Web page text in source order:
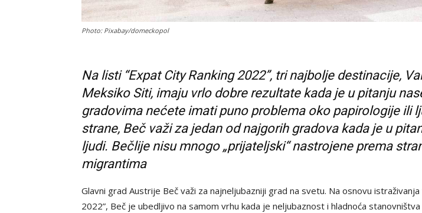
Photo: Pixabay/domeckopol
Na listi “Expat City Ranking 2022”, tri najbolje destinacije,
Meksiko Siti, imaju vrlo dobre rezultate kada je u pitanju
gradovima nećete imati puno problema oko papirologije ili
strane, Beč važi za jedan od najgorih gradova kada je u
ljudi. Bečlije nisu mnogo „prijateljski“ nastrojene prema
migrantima
Glavni grad Austrije Beč važi za najneljubazniji grad na svetu. Na osnovu istraživanja
2022”, Beč je ubedljivo na samom vrhu kada je neljubaznost i hladnoća